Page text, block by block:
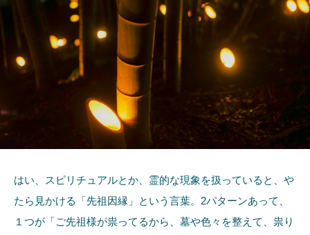
はい、スピリチュアルとか、霊的な現象を扱っていると、や
たら見かける「先祖因縁」という言葉。2パターンあって、
１つが「ご先祖様が祟ってるから、墓や色々を整えて、祟り